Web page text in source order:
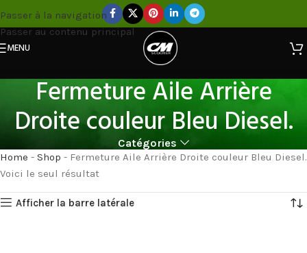
Passer à la navigation
Passer au contenu principal
MENU
Fermeture Aile Arrière
Droite couleur Bleu Diesel.
Catégories
Home - Shop - Fermeture Aile Arrière Droite couleur Bleu Diesel.
Voici le seul résultat
Afficher la barre latérale